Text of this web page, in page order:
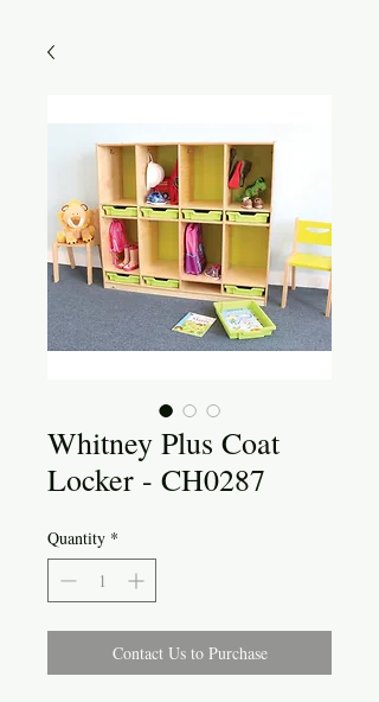
Whitney Plus Coat
Locker - CH0287
Quantity *
Contact Us to Purchase